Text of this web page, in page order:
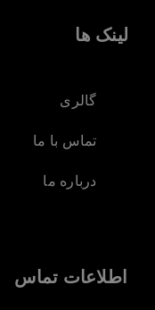
لینک ها
گالری
تماس با ما
درباره ما
اطلاعات تماس